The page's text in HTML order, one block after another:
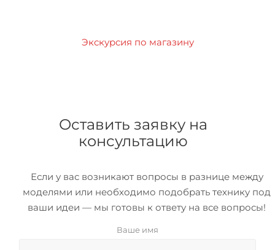
Экскурсия по магазину
Оставить заявку на
консультацию
Если у вас возникают вопросы в разнице между
моделями или необходимо подобрать технику под
ваши идеи — мы готовы к ответу на все вопросы!
Ваше имя